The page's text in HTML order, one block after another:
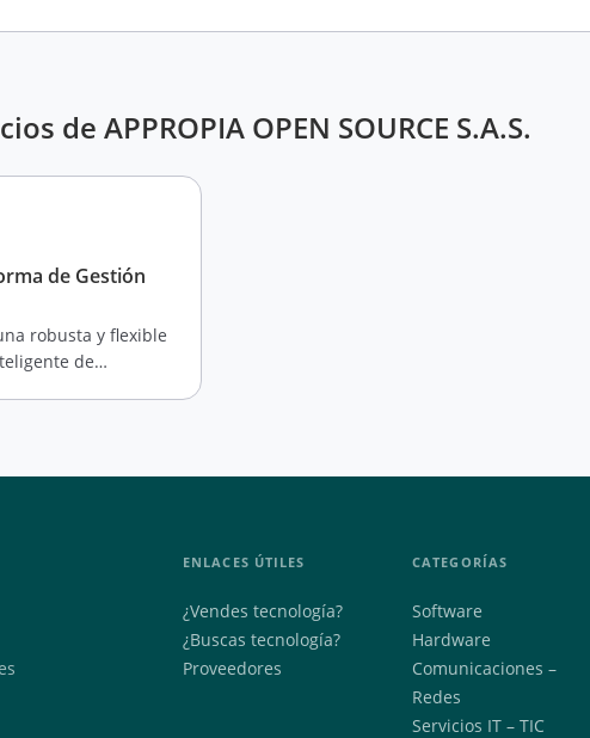
de APPROPIA OPEN SOURCE S.A.S.
de Gestión
robusta y flexible
de
ENLACES ÚTILES
¿Vendes tecnología?
¿Buscas tecnología?
Proveedores
CATEGORÍAS
Software
Hardware
Comunicaciones –
Redes
Servicios IT – TIC